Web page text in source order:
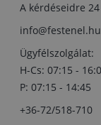
A kérdéseidre
info@festenel.hu
Ügyfélszolgálat:
H-Cs: 07:15 -
P: 07:15 - 14:45
+36-72/518-710